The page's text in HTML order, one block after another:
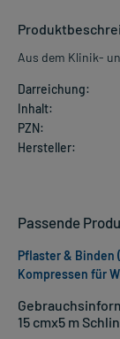
Aus dem Klinik-
Darreichung:
Inhalt:
PZN:
Hersteller:
15 cmx5 m
Passende
Pflaster & Binden
Kompressen für